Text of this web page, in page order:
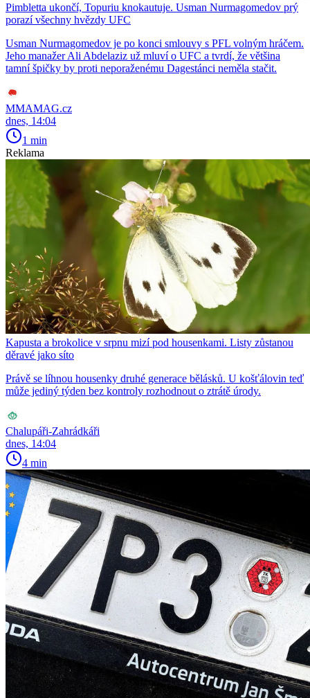
Pimbletta ukončí, Topuriu knokautuje. Usman Nurmagomedov prý
porazí všechny hvězdy UFC
Usman Nurmagomedov je po konci smlouvy s PFL volným hráčem.
Jeho manažer Ali Abdelaziz už mluví o UFC a tvrdí, že většina
tamní špičky by proti neporaženému Dagestánci neměla stačit.
MMAMAG.cz
dnes, 14:04
1 min
Reklama
Kapusta a brokolice v srpnu mizí pod housenkami. Listy zůstanou
děravé jako síto
Právě se líhnou housenky druhé generace bělásků. U košťálovin teď
může jediný týden bez kontroly rozhodnout o ztrátě úrody.
Chalupáři-Zahrádkáři
dnes, 14:04
4 min